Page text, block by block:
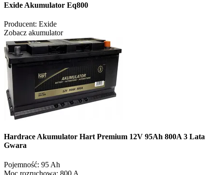
Exide Akumulator Eq800
Producent: Exide
Zobacz akumulator
Hardrace Akumulator Hart Premium 12V 95Ah 800A 3 Lata
Gwara
Pojemność: 95 Ah
Moc rozruchowa: 800 A